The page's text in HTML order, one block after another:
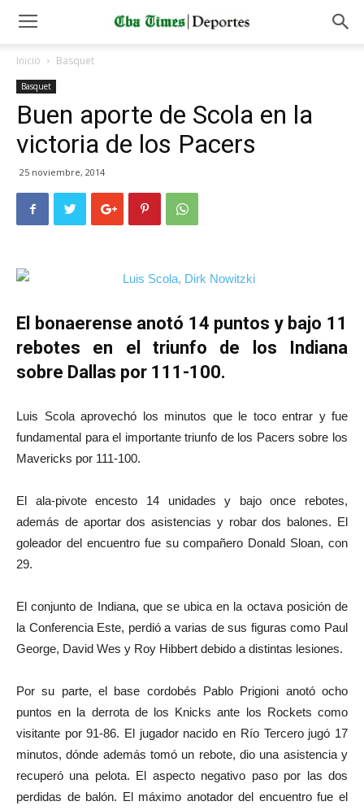
Inicio Basquet
Basquet
Buen aporte de Scola en la
victoria de los Pacers
25 noviembre, 2014
El bonaerense anotó 14 puntos y bajo 11
rebotes en el triunfo de los Indiana
sobre Dallas por 111-100.
Luis Scola aprovechó los minutos que le toco entrar y fue
fundamental para el importante triunfo de los Pacers sobre los
Mavericks por 111-100.
El ala-pivote encesto 14 unidades y bajo once rebotes,
además de aportar dos asistencias y robar dos balones. El
goleador del encuentro fue su compañero Donald Sloan, con
29.
El conjunto de Indiana, que se ubica en la octava posición de
la Conferencia Este, perdió a varias de sus figuras como Paul
George, David Wes y Roy Hibbert debido a distintas lesiones.
Por su parte, el base cordobés Pablo Prigioni anotó ocho
puntos en la derrota de los Knicks ante los Rockets como
visitante por 91-86. El jugador nacido en Río Tercero jugó 17
minutos, dónde además tomó un rebote, dio una asistencia y
recuperó una pelota. El aspecto negativo paso por las dos
perdidas de balón. El máximo anotador del encuentro fue el